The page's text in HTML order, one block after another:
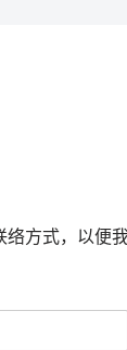
方式，以便